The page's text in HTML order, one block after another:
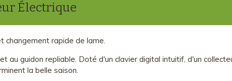
Électrique
changement rapide de lame.
guidon repliable. Doté d'un clavier digital intuitif, d'un
la belle saison.